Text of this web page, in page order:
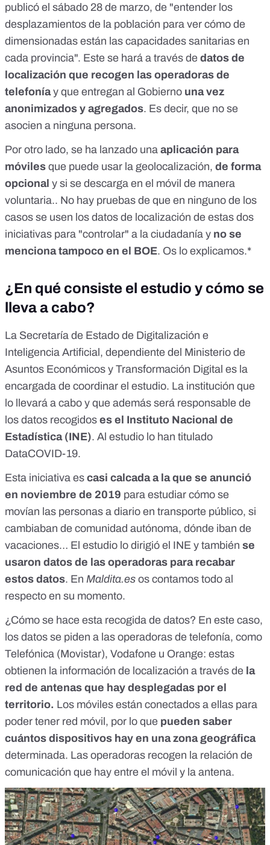
publicó el sábado 28 de marzo, de "entender los
desplazamientos de la población para ver cómo de
dimensionadas están las capacidades sanitarias en
cada provincia". Este se hará a través de datos de
localización que recogen las operadoras de
telefoníay que entregan al Gobierno una vez
anonimizados y agregados. Es decir, que no se
asocien a ninguna persona.
Por otro lado, se ha lanzado una aplicación para
móviles que puede usar la geolocalización, de forma
opcional y si se descarga en el móvil de manera
voluntaria.. No hay pruebas de que en ninguno de los
casos se usen los datos de localización de estas dos
iniciativas para "controlar" a la ciudadanía y no se
menciona tampoco en el BOE. Os lo explicamos.*
¿En qué consiste el estudio y cómo se
lleva a cabo?
La Secretaría de Estado de Digitalización e
Inteligencia Artificial, dependiente del Ministerio de
Asuntos Económicos y Transformación Digital es la
encargada de coordinar el estudio. La institución que
lo llevará a cabo y que además será responsable de
los datos recogidos es el Instituto Nacional de
Estadística (INE). Al estudio lo han titulado
DataCOVID-19.
Esta iniciativa es casi calcada a la que se anunció
en noviembre de 2019 para estudiar cómo se
movían las personas a diario en transporte público, si
cambiaban de comunidad autónoma, dónde iban de
vacaciones… El estudio lo dirigió el INE y también se
usaron datos de las operadoras para recabar
estos datos. En Maldita.es os contamos todo al
respecto en su momento.
¿Cómo se hace esta recogida de datos? En este caso,
los datos se piden a las operadoras de telefonía, como
Telefónica (Movistar), Vodafone u Orange: estas
obtienen la información de localización a través de la
red de antenas que hay desplegadas por el
territorio. Los móviles están conectados a ellas para
poder tener red móvil, por lo que pueden saber
cuántos dispositivos hay en una zona geográfica
determinada. Las operadoras recogen la relación de
comunicación que hay entre el móvil y la antena.